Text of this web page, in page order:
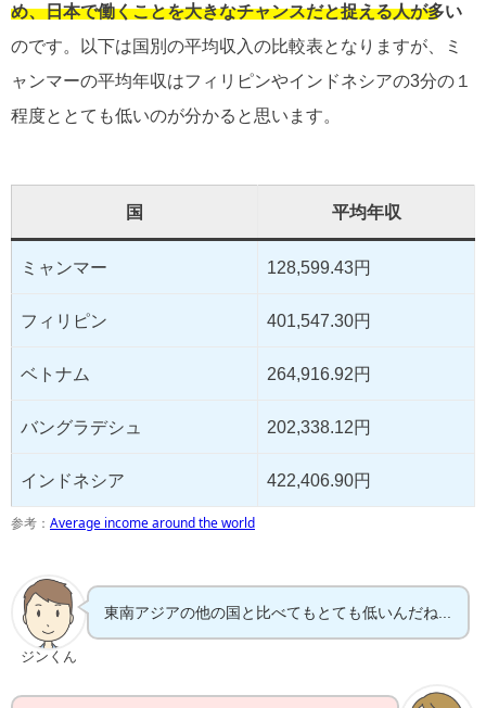
め、日本で働くことを大きなチャンスだと捉える人が多い
のです。以下は国別の平均収入の比較表となりますが、ミ
ャンマーの平均年収はフィリピンやインドネシアの3分の１
程度ととても低いのが分かると思います。
国 平均年収
ミャンマー 128,599.43円
フィリピン 401,547.30円
ベトナム 264,916.92円
バングラデシュ 202,338.12円
インドネシア 422,406.90円
参考： Average income around the world
ジンくん
東南アジアの他の国と比べてもとても低いんだね...